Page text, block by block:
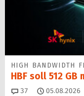
HIGH BANDWIDTH
HBF soll 512
37 Kommentare
05.08.2026